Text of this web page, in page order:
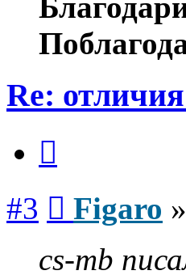
Re:
#3 Figaro »
cs-mb